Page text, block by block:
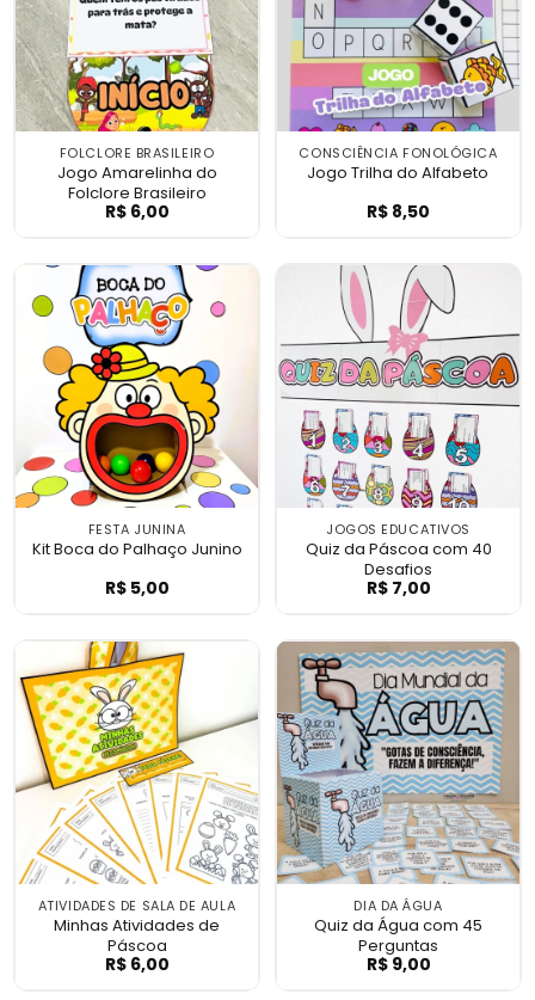
FOLCLORE BRASILEIRO
Jogo Amarelinha do
Folclore Brasileiro
Jogo Amarelinha do Folclore Brasileiro
R$6,00
CONSCIÊNCIA FONOLÓGICA
Jogo Trilha do Alfabeto
Jogo Trilha do
R$ 8,50
FESTA JUNINA
Kit Boca do Palhaço Junino
Kit Boca do Palhaço Junino
R$5,00
JOGOS EDUCATIVOS
Quiz da Páscoa com 40
Desafios
Quiz da Páscoa
R$7,00
ATIVIDADES DE SALA DE AULA
Minhas Atividades de
Páscoa
Minhas Atividades de Páscoa
R$6,00
DIA DA ÁGUA
Quiz da Água com 45
Perguntas
Quiz da Água
R$9,00